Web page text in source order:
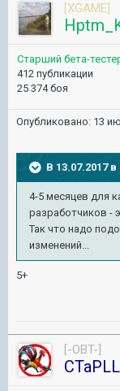
[XGAME]
Старший бета-
412 публикации
25 374 боя
Опубликовано: 13
В 13.07.2017
4-5 месяцев для
разработчиков -
Так что надо
изменений...
5+
[-OBT-]